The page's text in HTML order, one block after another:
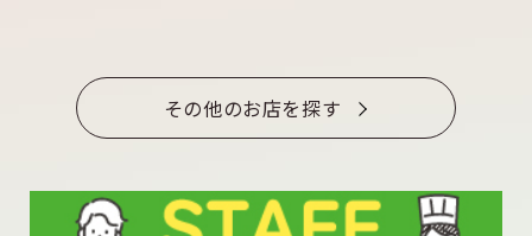
その他のお店を探す